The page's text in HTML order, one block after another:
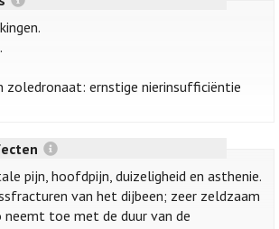
zoledronaat: ernstige nierinsufficiëntie
pijn, hoofdpijn, duizeligheid en asthenie.
van het dijbeen; zeer zeldzaam
neemt toe met de duur van de